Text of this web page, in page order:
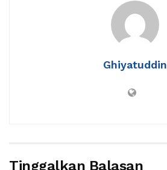
Ghiyatuddin
Tinggalkan Balasan